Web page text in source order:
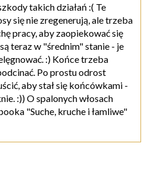
takich działań :( Te
się nie zregenerują, ale trzeba
pracy, aby zaopiekować się
teraz w "średnim" stanie - je
:) Końce trzeba
Po prostu odrost
aby stał się końcówkami -
:)) O spalonych włosach
"Suche, kruche i łamliwe"